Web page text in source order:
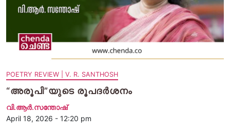
POETRY REVIEW | V. R. SANTHOSH
“അരൂപി”യുടെ രൂപദർശനം
വി.ആര്‍.സന്തോഷ്
April 18, 2026 - 12:20 pm